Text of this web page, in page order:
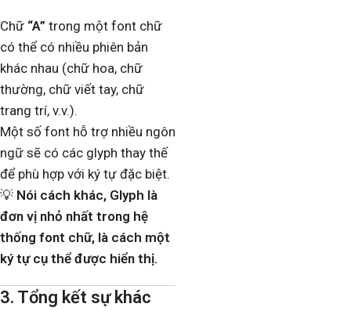
Chữ “A” trong một font chữ
có thể có nhiều phiên bản
khác nhau (chữ hoa, chữ
thường, chữ viết tay, chữ
trang trí, v.v.).
Một số font hỗ trợ nhiều ngôn
ngữ sẽ có các glyph thay thế
để phù hợp với ký tự đặc biệt.
💡 Nói cách khác, Glyph là
đơn vị nhỏ nhất trong hệ
thống font chữ, là cách một
ký tự cụ thể được hiển thị.
3. Tổng kết sự khác